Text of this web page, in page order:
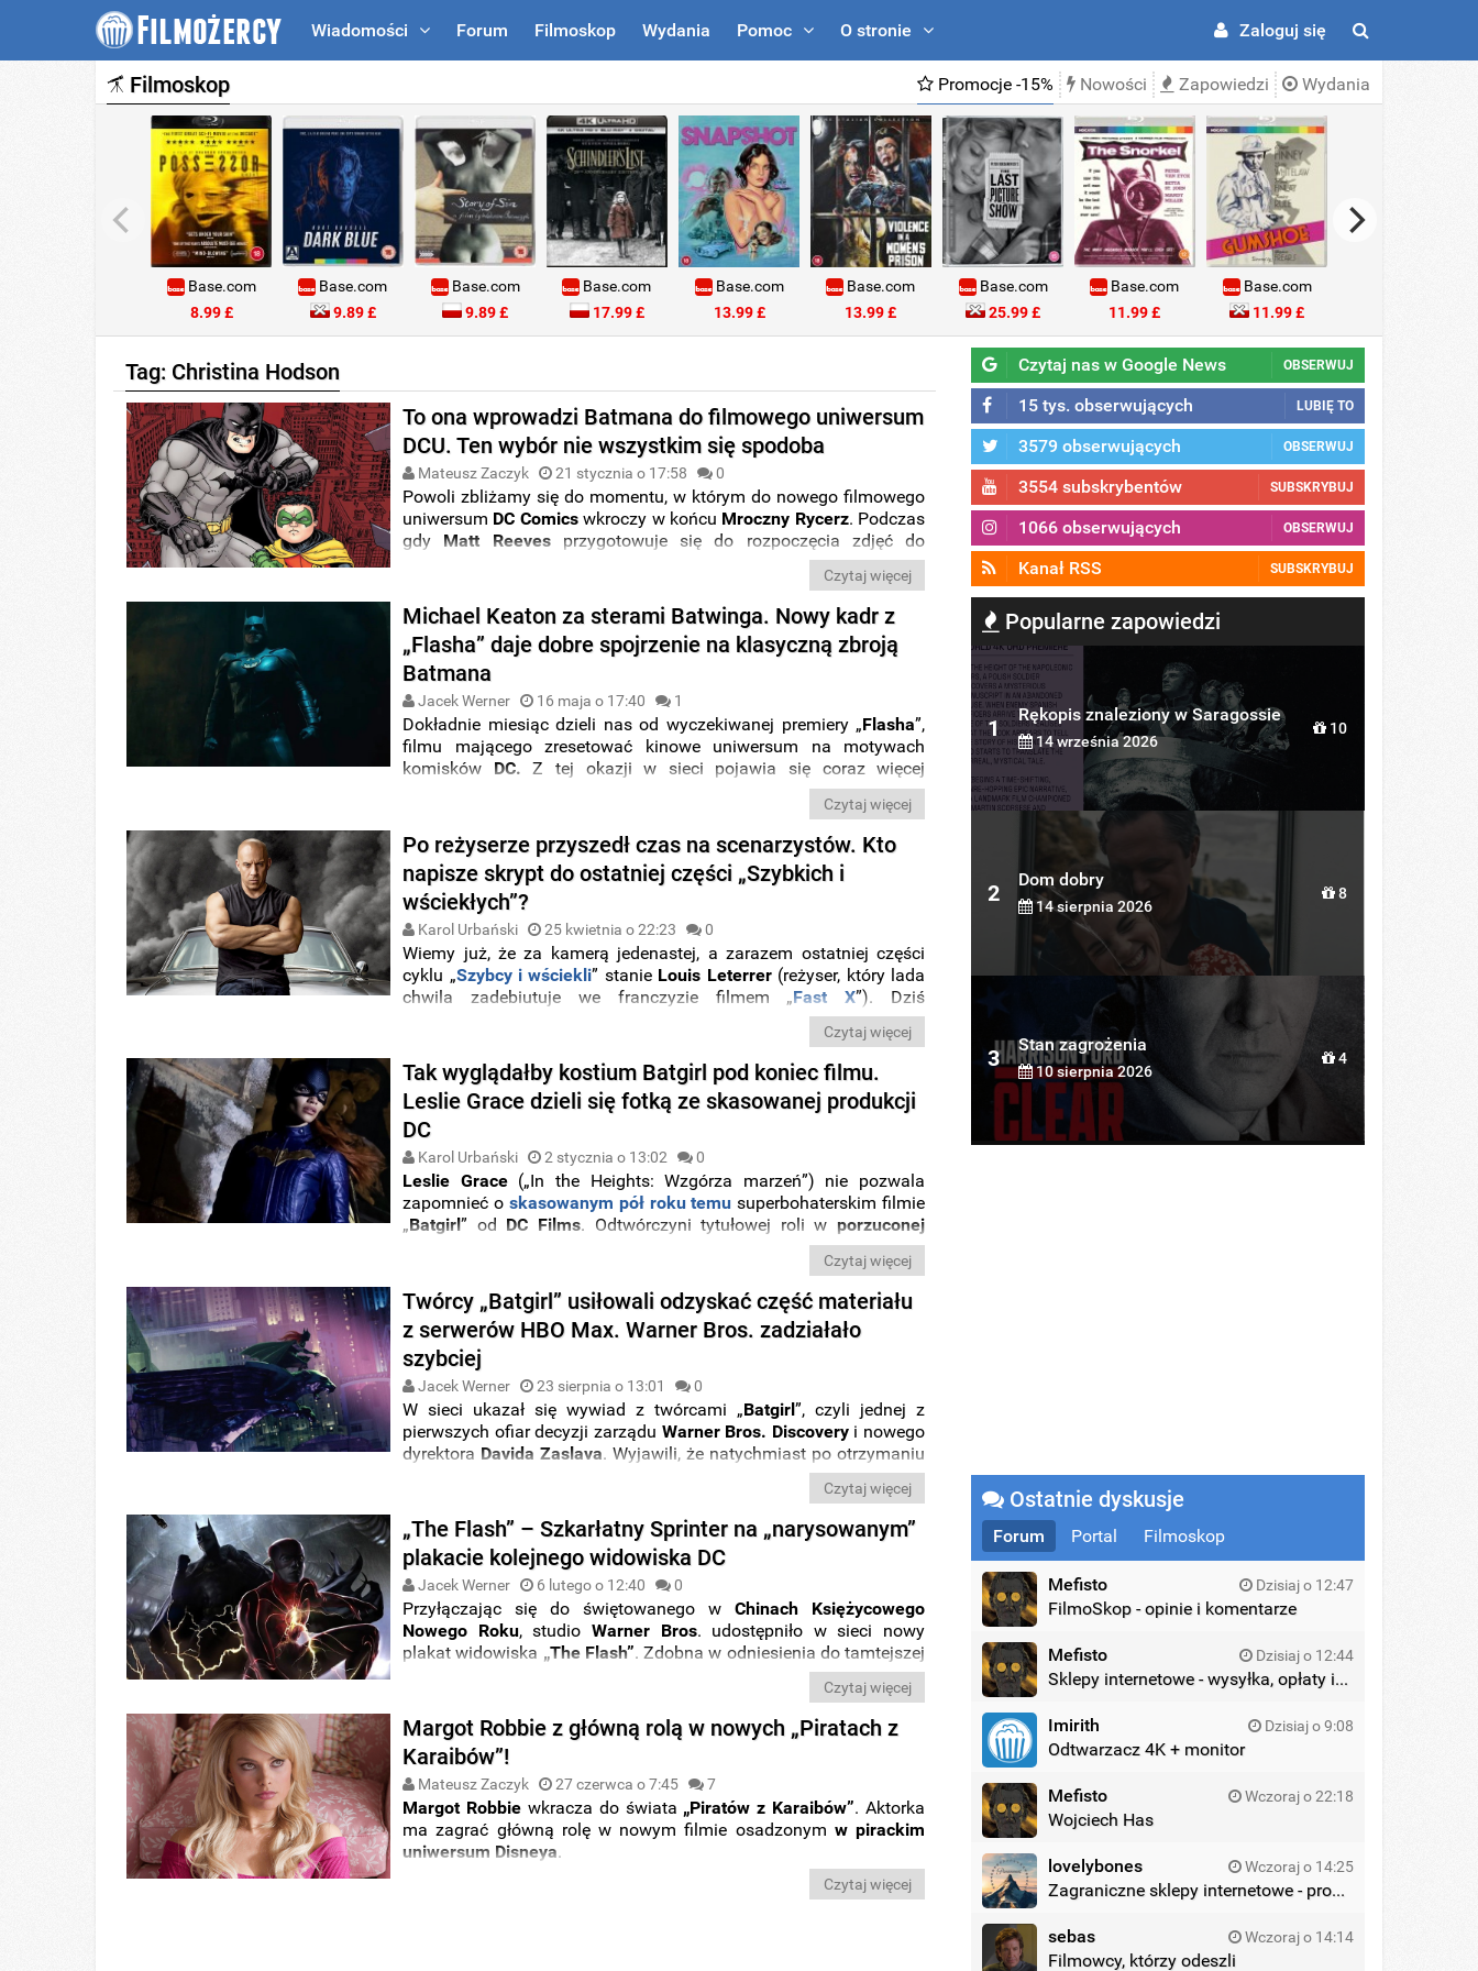
Wiadomości Forum Filmoskop Wydania Pomoc O stronie Zaloguj się
Filmoskop Promocje -15% Nowości Zapowiedzi Wydania
Base.com
8.99 £
Base.com
9.89 £
Base.com
9.89 £
Base.com
17.99 £
Base.com
13.99 £
Base.com
13.99 £
Base.com
25.99 £
Base.com
11.99 £
Base.com
11.99 £
Tag: Christina Hodson
To ona wprowadzi Batmana do filmowego uniwersum
DCU. Ten wybór nie wszystkim się spodoba
Mateusz Zaczyk 21 stycznia o 17:58 0
Powoli zbliżamy się do momentu, w którym do nowego filmowego
uniwersum DC Comicswkroczy w końcu Mroczny Rycerz. Podczas
gdy Matt Reeves przygotowuje się do rozpoczęcia zdjęć do
Studios, czyliJames
zaczyna przyspieszać prace nad własną interpretacją
Mrocznego Rycerza .
Czytaj więcej
Michael Keaton za sterami Batwinga. Nowy kadr z
„Flasha” daje dobre spojrzenie na klasyczną zbroją
Batmana
Jacek Werner 16 maja o 17:40 1
Dokładnie miesiąc dzieli nas od wyczekiwanej premiery „Flasha”,
filmu mającego zresetować kinowe uniwersum na motywach
komisków DC.Z tej okazji w sieci pojawia się coraz więcej
pozwala nam przyjrzeć
, którą w filmie włożył na siebie
Michael Keaton
Czytaj więcej
Po reżyserze przyszedł czas na scenarzystów. Kto
napisze skrypt do ostatniej części „Szybkich i
wściekłych”?
Karol Urbański 25 kwietnia o 22:23 0
Wiemy już, że za kamerą jedenastej, a zarazem ostatniej części
cyklu „Szybcy i wściekli” stanie Louis Leterrer(reżyser, który lada
chwila zadebiutuje we franczyzie filmem „Fast X”). Dziś
, którzy zajmą sięnapisaniem
do pożegnalnej odsłony serii. Będą toChristina
Hodson
oraz Oren Uziel
Czytaj więcej
Tak wyglądałby kostium Batgirl pod koniec filmu.
Leslie Grace dzieli się fotką ze skasowanej produkcji
DC
Karol Urbański 2 stycznia o 13:02 0
Leslie Grace(„In the Heights: Wzgórza marzeń”) nie pozwala
zapomnieć o skasowanym pół roku temu superbohaterskim filmie
„Batgirl” od DC Films. Odtwórczyni tytułowej roli wporzuconej
zakulisową fotką, na
. W tej wersji strój
Batgirl zobaczylibyśmy dopierona końcu obrazu
Czytaj więcej
Twórcy „Batgirl” usiłowali odzyskać część materiału
z serwerów HBO Max. Warner Bros. zadziałało
szybciej
Jacek Werner 23 sierpnia o 13:01 0
W sieci ukazał się wywiad z twórcami „Batgirl”, czyli jednej z
pierwszych ofiar decyzji zarządu Warner Bros. Discoveryi nowego
dyrektora Davida Zaslava. Wyjawili, że natychmiast po otrzymaniu
od wytwórni informacji o skreśleniu dalszych planów wobec filmu
usiłowali odzyskać drobną część materiału, który nakręcili na
planie. Nawet jeżeli oznaczałoby to nakręcenie krótkich klipów przy
użyciu telefonu.
Czytaj więcej
„The Flash” – Szkarłatny Sprinter na „narysowanym”
plakacie kolejnego widowiska DC
Jacek Werner 6 lutego o 12:40 0
Przyłączając się do świętowanego wChinach Księżycowego
Nowego Roku, studio Warner Bros. udostępniło w sieci nowy
plakat widowiska „The Flash”. Zdobna w odniesienia do tamtejszej
Szkarłatnego Sprinteraw wersji
Czytaj więcej
Margot Robbie z główną rolą w nowych „Piratach z
Karaibów”!
Mateusz Zaczyk 27 czerwca o 7:45 7
Margot Robbiewkracza do świata „Piratów z Karaibów”. Aktorka
ma zagrać główną rolę w nowym filmie osadzonym w pirackim
uniwersum Disneya.
Czytaj więcej
Czytaj nas w Google News OBSERWUJ
15 tys. obserwujących LUBIĘ TO
3579 obserwujących OBSERWUJ
3554 subskrybentów SUBSKRYBUJ
1066 obserwujących OBSERWUJ
Kanał RSS SUBSKRYBUJ
Popularne zapowiedzi
1
Rękopis znaleziony w Saragossie
14 września 2026
10
2
Dom dobry
14 sierpnia 2026
8
3
Stan zagrożenia
10 sierpnia 2026
4
Ostatnie dyskusje
Forum Portal Filmoskop
Mefisto Dzisiaj o 12:47
FilmoSkop - opinie i komentarze
Mefisto Dzisiaj o 12:44
Sklepy internetowe - wysyłka, opłaty itd.
Imirith Dzisiaj o 9:08
Odtwarzacz 4K + monitor
Mefisto Wczoraj o 22:18
Wojciech Has
lovelybones Wczoraj o 14:25
Zagraniczne sklepy internetowe - promocje
sebas Wczoraj o 14:14
Filmowcy, którzy odeszli